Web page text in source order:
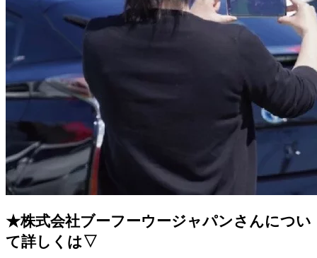
★株式会社ブーフーウージャパンさんについ
て詳しくは▽